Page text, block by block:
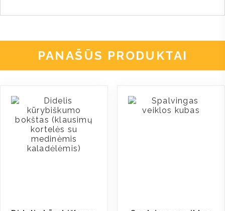
PANAŠŪS PRODUKTAI